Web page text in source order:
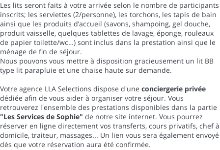
Les lits seront faits à votre arrivée selon le nombre de participants
inscrits; les serviettes (2/personne), les torchons, les tapis de bain
ainsi que les produits d’accueil (savons, shampoing, gel douche,
produit vaisselle, quelques tablettes de lavage, éponge, rouleaux
de papier toilette/wc…) sont inclus dans la prestation ainsi que le
ménage de fin de séjour.
Nous pouvons vous mettre à disposition gracieusement un lit BB
type lit parapluie et une chaise haute sur demande.
Votre agence LLA Selections dispose d'une conciergerie privée
dédiée afin de vous aider à organiser votre séjour. Vous
retrouverez l'ensemble des prestations disponibles dans la partie
"Les Services de Sophie" de notre site internet. Vous pourrez
réserver en ligne directement vos transferts, cours privatifs, chef à
domicile, traiteur, massages... Un lien vous sera également envoyé
dès que votre réservation aura été confirmée.